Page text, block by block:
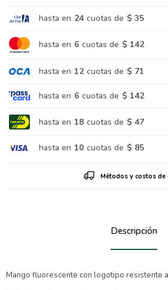
hasta en 24 cuotas de $ 35
hasta en 6 cuotas de $ 142
hasta en 12 cuotas de $ 71
hasta en 6 cuotas de $ 142
hasta en 18 cuotas de $ 47
hasta en 10 cuotas de $ 85
Métodos y costos de
Descripción
Mango fluorescente con logotipo resistente